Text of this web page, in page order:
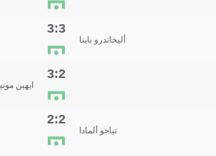
أليخاندرو باينا
3:3
ايهين
2:3
تياجو ألمادا
2:2